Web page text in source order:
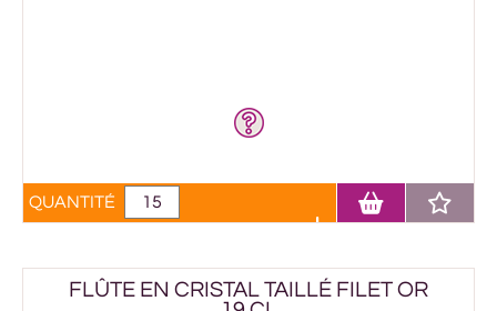
QUANTITÉ
FLÛTE EN CRISTAL TAILLÉ FILET OR